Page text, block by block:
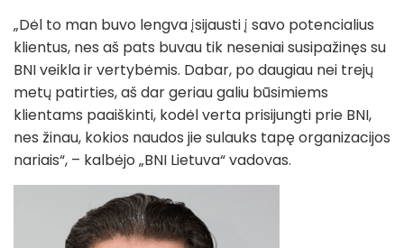
„Dėl to man buvo lengva įsijausti į savo potencialius
klientus, nes aš pats buvau tik neseniai susipažinęs su
BNI veikla ir vertybėmis. Dabar, po daugiau nei trejų
metų patirties, aš dar geriau galiu būsimiems
klientams paaiškinti, kodėl verta prisijungti prie BNI,
nes žinau, kokios naudos jie sulauks tapę organizacijos
nariais“, – kalbėjo „BNI Lietuva“ vadovas.